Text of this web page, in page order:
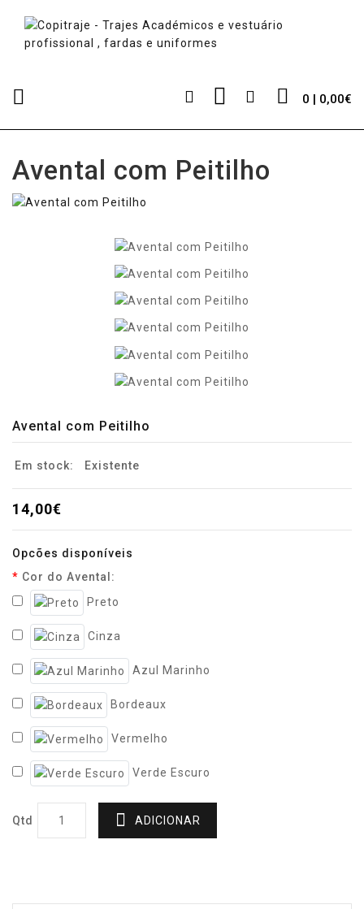
0 | 0,00€
Avental com Peitilho
Avental com Peitilho
Em stock: Existente
14,00€
Opcões disponíveis
Cor do Avental:
Preto
Cinza
Azul Marinho
Bordeaux
Vermelho
Verde Escuro
Qtd ADICIONAR